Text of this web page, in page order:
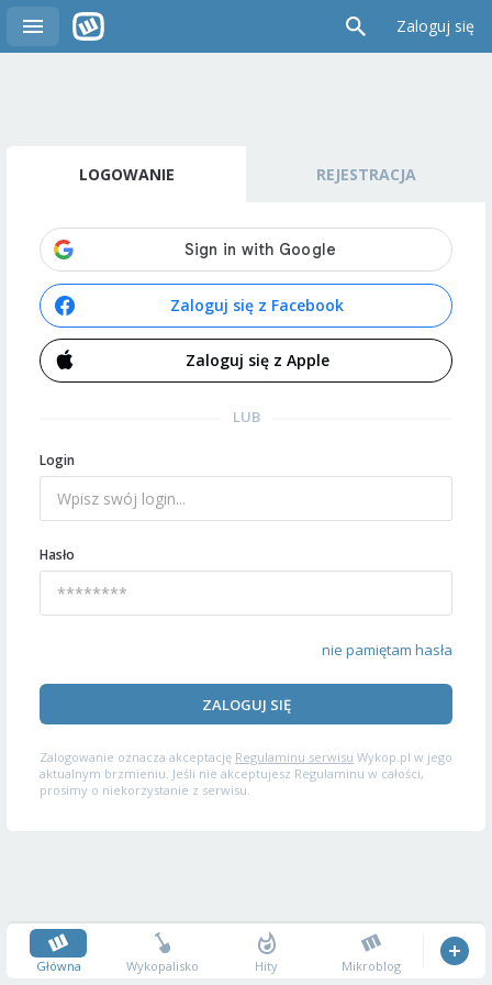
Zaloguj się
LOGOWANIE REJESTRACJA
Zaloguj się z Facebook
Zaloguj się z Apple
LUB
Login
Hasło
nie pamiętam hasła
ZALOGUJ SIĘ
Zalogowanie oznacza akceptację Regulaminu serwisu Wykop.pl w jego
aktualnym brzmieniu. Jeśli nie akceptujesz Regulaminu w całości,
prosimy o niekorzystanie z serwisu.
Główna Wykopalisko Hity Mikroblog